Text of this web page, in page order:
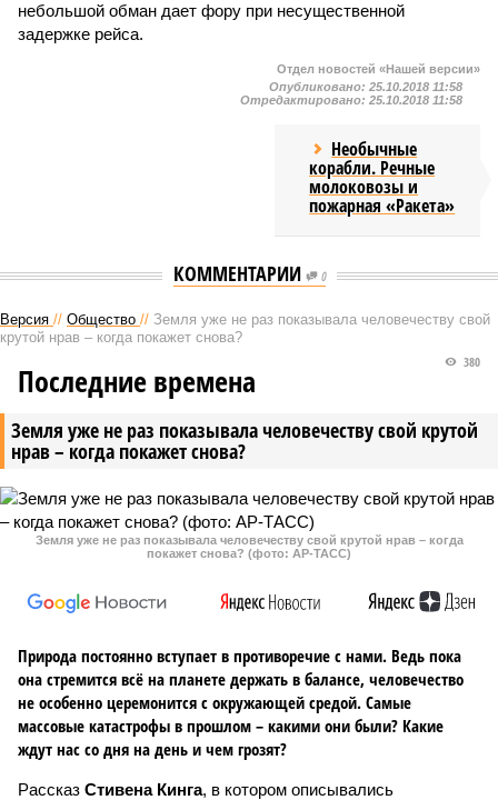
небольшой обман дает фору при несущественной
задержке рейса.
Отдел новостей «Нашей версии»
Опубликовано: 25.10.2018 11:58
Отредактировано: 25.10.2018 11:58
Необычные
корабли. Речные
молоковозы и
пожарная «Ракета»
КОММЕНТАРИИ 0
Версия // Общество // Земля уже не раз показывала человечеству свой
крутой нрав – когда покажет снова?
Земля уже не раз показывала человечеству свой крутой
нрав – когда покажет снова?
380
Последние времена
Земля уже не раз показывала человечеству свой крутой нрав – когда
покажет снова? (фото: АР-ТАСС)
Природа постоянно вступает в противоречие с нами. Ведь пока
она стремится всё на планете держать в балансе, человечество
не особенно церемонится с окружающей средой. Самые
массовые катастрофы в прошлом – какими они были? Какие
ждут нас со дня на день и чем грозят?
Рассказ Стивена Кинга, в котором описывались